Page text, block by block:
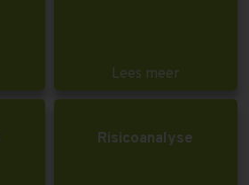
Lees meer
Risicoanalyse